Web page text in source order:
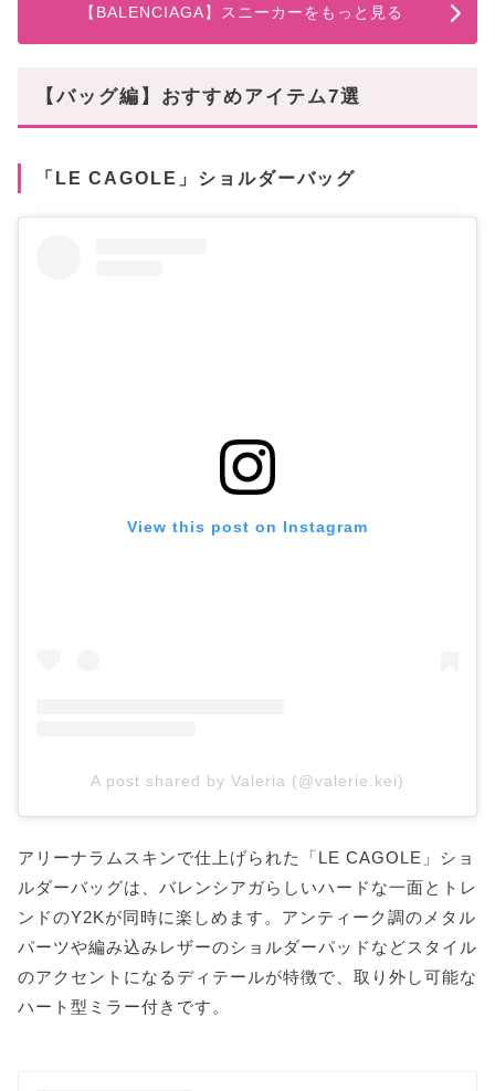
【BALENCIAGA】スニーカーをもっと見る
【バッグ編】おすすめアイテム7選
「LE CAGOLE」ショルダーバッグ
View this post on Instagram
A post shared by Valeria (@valerie.kei)
アリーナラムスキンで仕上げられた「LE CAGOLE」ショ
ルダーバッグは、バレンシアガらしいハードな一面とトレ
ンドのY2Kが同時に楽しめます。アンティーク調のメタル
パーツや編み込みレザーのショルダーパッドなどスタイル
のアクセントになるディテールが特徴で、取り外し可能な
ハート型ミラー付きです。